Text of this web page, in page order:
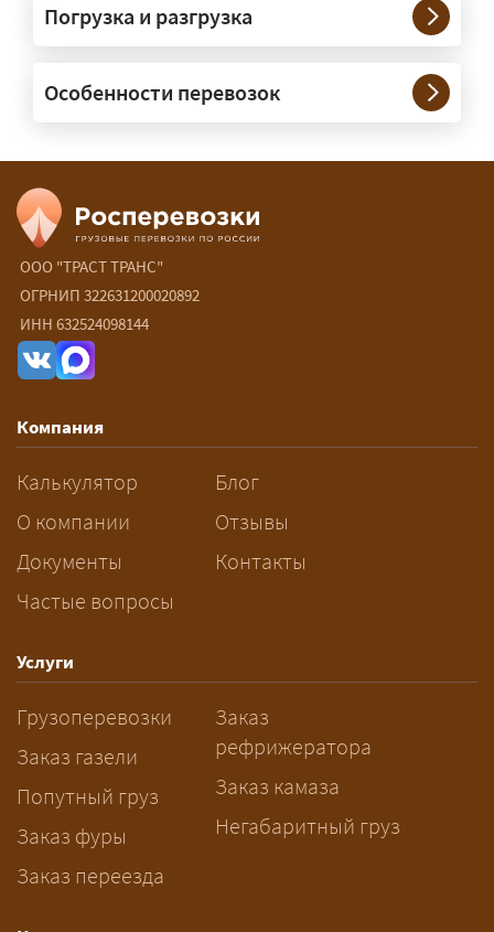
сопровождение?
организуем. Потребность в машинах
прикрытия зависит от габаритов
груза и маршрута; это определяется
Сколько стоит перевозка
негабарита?
— От 60 ₽/км. Точная стоимость
рассчитывается индивидуально:
влияют габариты и вес груза,
разрешений и машин
сопровождения.
За сколько дней заказывать
перевозку негабарита?
— Заранее: только оформление
рабочих дней. Оставьте заявку
заблаговременно — логист
рассчитает маршрут и запустит
подготовку документов.
Погрузка и разгрузка
Особенности перевозок
ООО "ТРАСТ ТРАНС"
ОГРНИП 322631200020892
ИНН 632524098144
Компания
Калькулятор
О компании
Документы
Частые вопросы
Блог
Отзывы
Контакты
Услуги
Грузоперевозки
Заказ газели
Попутный груз
Заказ фуры
Заказ переезда
Заказ
рефрижератора
Заказ камаза
Негабаритный груз